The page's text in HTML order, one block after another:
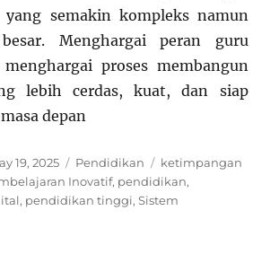
yang semakin kompleks namun
Menghargai peran guru
proses membangun
lebih cerdas, kuat, dan siap
depan
19, 2025 Categories
Pendidikan Tags
ketimpangan
Inovatif, pendidikan,
, pendidikan tinggi,Sistem